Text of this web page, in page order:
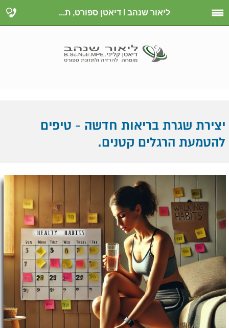
ליאור שנהב I דיאטן ספורט, ת...
יצירת שגרת בריאות חדשה - טיפים
להטמעת הרגלים קטנים.